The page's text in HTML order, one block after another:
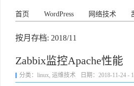
首页 WordPress 网络技术
按月存档: 2018/11
Zabbix监控Apache性能
分类： linux, 运维技术 日期：2018-11-24 -